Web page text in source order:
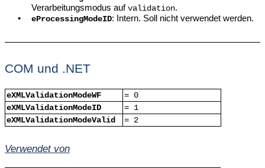
Verarbeitungsmodus auf validation.
•
eProcessingModeID: Intern. Soll nicht verwendet werden.
COM und .NET
eXMLValidationModeWF
= 0
eXMLValidationModeID
= 1
eXMLValidationModeValid
= 2
Verwendet von